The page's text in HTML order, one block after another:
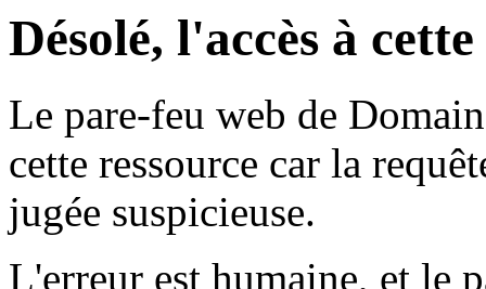
Désolé, l'accès à
Le pare-feu web de
cette ressource car la
jugée suspicieuse.
L'erreur est humaine, et le